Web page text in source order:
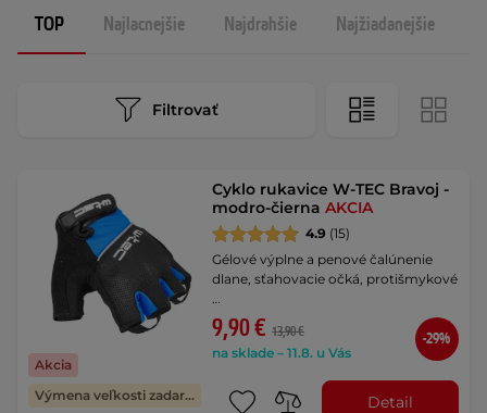
TOP Najlacnejšie Najdrahšie Najžiadanejšie
Filtrovať
Akcia
Výmena veľkosti zadarmo
Cyklo rukavice W-TEC Bravoj -
modro-čiernaAKCIA
4.9 (15)
Gélové výplne a penové čalúnenie
dlane, sťahovacie očká, protišmykové
…
9,90 € 13,90 €
na sklade – 11.8. u Vás
-29%
Detail